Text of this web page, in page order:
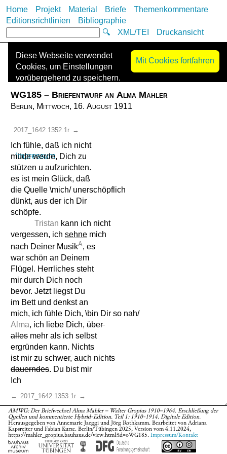
Home Projekt Material Briefe
Themenkommentare
Editionsrichtlinien
Bibliographie
🔍
XML/TEI Druckansicht
Diese Webseite verwendet
Cookies, um Einstellungen
vorübergehend zu speichern.
Nachverfolgung („Tracking-
Cookies“) eingesetzt oder
geteilt. Die Kontaktdaten des
Anbieters finden Sie im
Impressum
Mit Cookies fortfahren
WG185 – Briefentwurf an Alma Mahler
Berlin, Mittwoch, 16. August 1911
2017_1642.1352.1r →
Ich fühle, daß ich nicht
müde werde, Dich zu
stützen u aufzurichten.
es ist mein Glück, daß
die Quelle \mich/ unerschöpflich
dünkt, aus der ich Dir
schöpfe.
Tristan kann ich nicht
vergessen, ich sehne mich
nach Deiner MusikA, es
war schön an Deinem
Flügel. Herrliches steht
mir durch Dich noch
bevor. Jetzt liegst Du
im Bett und denkst an
mich, ich fühle Dich, \bin Dir so nah/
Alma, ich liebe Dich, über
alles mehr als ich selbst
ergründen kann. Nichts
ist mir zu schwer, auch nichts
dauerndes. Du bist mir
Ich
← 2017_1642.1353.1r →
Himmel u Erde, Klarheit u
Unergründlichkeit, Anfang
u Ende. Die Dinge
wachsen in mir auf dies
em
AMWG: Der Briefwechsel Alma Mahler – Walter Gropius 1910–1964. Erschließung der
Quellen und kommentierte Hybrid-Edition. Teil 1: 1910-1914. Digitale Edition.
Herausgegeben von Annemarie Jaeggi und Jörg Rothkamm. Bearbeitet von Adriana
Kapsreiter und Fabian Kurze. Berlin/Tübingen 2025, Version vom 4.11.2024,
https://mahler_gropius.bauhaus.de/view.html?id=oWG185.Impressum/Kontakt